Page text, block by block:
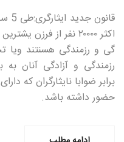
اکثر ۲۰۰۰۰ نفر از فرزن
گی و رزمندگی هسنتند ویا
رزمندگی و آزادگی آنان به
برابر ضوابا نایثارگران که
حضور داشته باشد.